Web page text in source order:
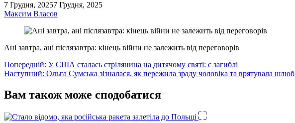
7 Грудня, 20257 Грудня, 2025
Максим Власов
Ані завтра, ані післязавтра: кінець війни не залежить від переговорів
Навігація
записів
Попередній: У США сталась стрілянина на дитячому святі: є загиблі
Наступний: Ольга Сумська зізналася, як пережила зраду чоловіка та врятувала шлюб
Вам також може сподобатися